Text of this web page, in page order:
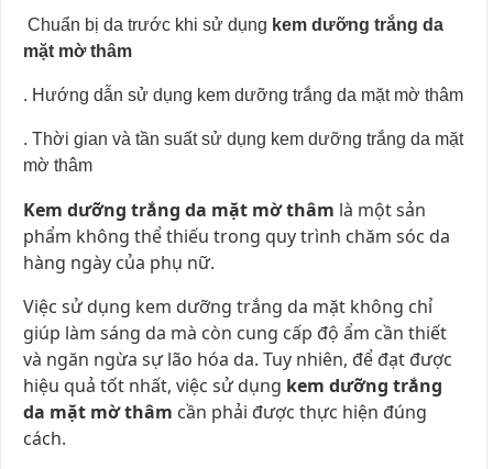
Chuẩn bị da trước khi sử dụng kem dưỡng trắng da
mặt mờ thâm
. Hướng dẫn sử dụng kem dưỡng trắng da mặt mờ thâm
. Thời gian và tần suất sử dụng kem dưỡng trắng da mặt
mờ thâm
Kem dưỡng trắng da mặt mờ thâm là một sản
phẩm không thể thiếu trong quy trình chăm sóc da
hàng ngày của phụ nữ.
Việc sử dụng kem dưỡng trắng da mặt không chỉ
giúp làm sáng da mà còn cung cấp độ ẩm cần thiết
và ngăn ngừa sự lão hóa da. Tuy nhiên, để đạt được
hiệu quả tốt nhất, việc sử dụng kem dưỡng trắng
da mặt mờ thâm cần phải được thực hiện đúng
cách.